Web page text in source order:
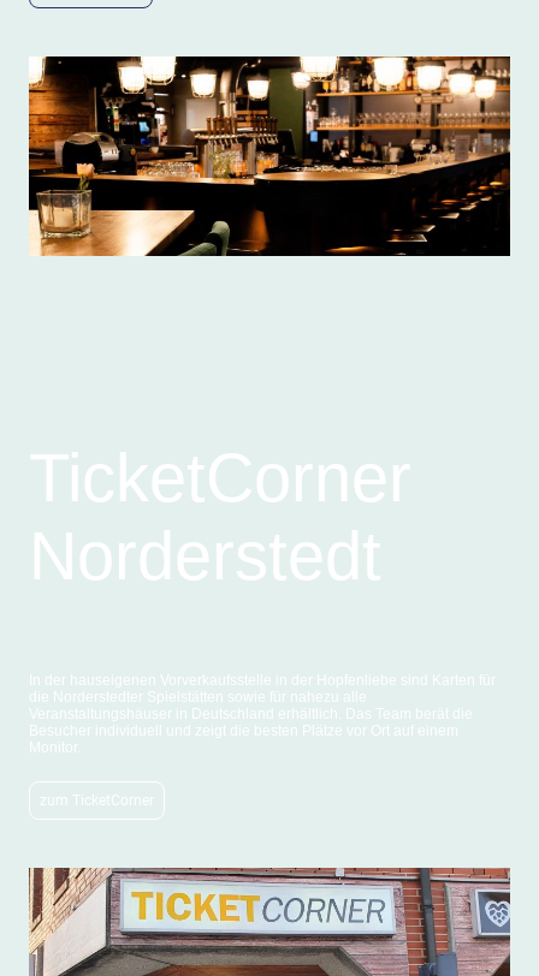
TicketCorner
Norderstedt
In der hauseigenen Vorverkaufsstelle in der Hopfenliebe sind Karten für
die Norderstedter Spielstätten sowie für nahezu alle
Veranstaltungshäuser in Deutschland erhältlich. Das Team berät die
Besucher individuell und zeigt die besten Plätze vor Ort auf einem
Monitor.
zum TicketCorner